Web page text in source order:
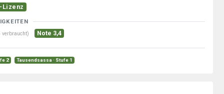
Lizenz
verbraucht) Note 3,4
2 Tausendsassa · Stufe 1